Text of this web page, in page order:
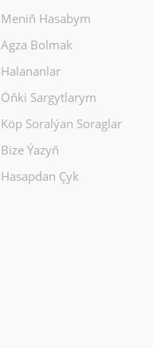
Meniň Hasabym
Agza Bolmak
Halananlar
Öňki Sargytlarym
Köp Soralýan Soraglar
Bize Ýazyň
Hasapdan Çyk